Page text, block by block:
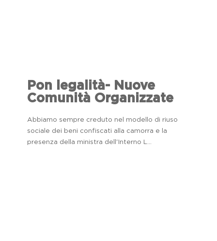
Pon legalità- Nuove
Comunità Organizzate
Abbiamo sempre creduto nel modello di riuso
sociale dei beni confiscati alla camorra e la
presenza della ministra dell'Interno L...